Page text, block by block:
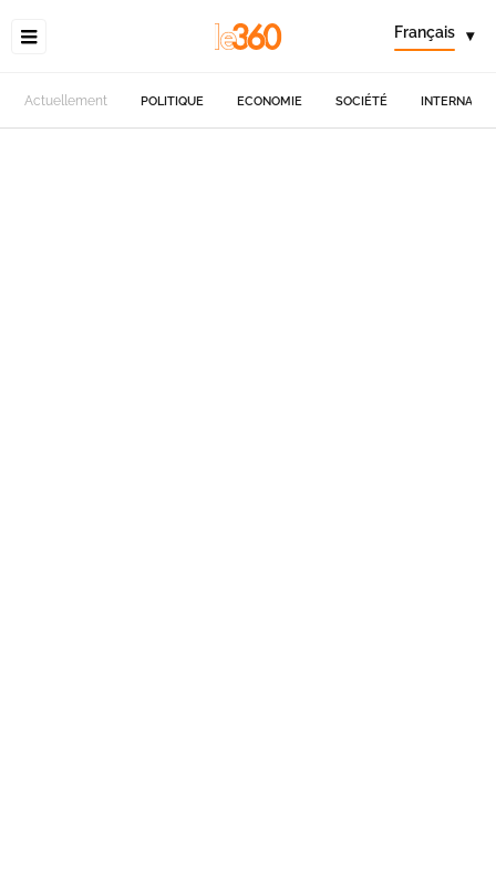
Français ▾
Actuellement POLITIQUE ECONOMIE SOCIÉTÉ